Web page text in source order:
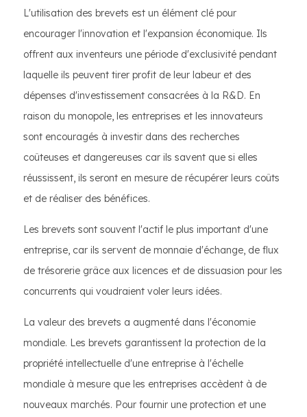
L'utilisation des brevets est un élément clé pour
encourager l'innovation et l'expansion économique. Ils
offrent aux inventeurs une période d'exclusivité pendant
laquelle ils peuvent tirer profit de leur labeur et des
dépenses d'investissement consacrées à la R&D. En
raison du monopole, les entreprises et les innovateurs
sont encouragés à investir dans des recherches
coûteuses et dangereuses car ils savent que si elles
réussissent, ils seront en mesure de récupérer leurs coûts
et de réaliser des bénéfices.
Les brevets sont souvent l'actif le plus important d'une
entreprise, car ils servent de monnaie d'échange, de flux
de trésorerie grâce aux licences et de dissuasion pour les
concurrents qui voudraient voler leurs idées.
La valeur des brevets a augmenté dans l'économie
mondiale. Les brevets garantissent la protection de la
propriété intellectuelle d'une entreprise à l'échelle
mondiale à mesure que les entreprises accèdent à de
nouveaux marchés. Pour fournir une protection et une